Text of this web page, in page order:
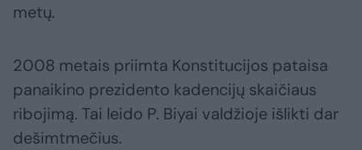
metų.
2008 metais priimta Konstitucijos pataisa
panaikino prezidento kadencijų skaičiaus
ribojimą. Tai leido P. Biyai valdžioje išlikti dar
dešimtmečius.